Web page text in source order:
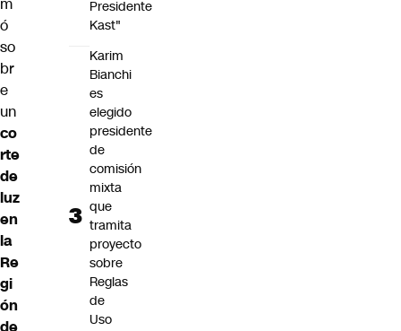
ó
so
br
e
un
co
rte
de
luz
en
la
Re
gi
ón
de
Presidente
Kast"
Karim
Bianchi
es
elegido
presidente
de
comisión
mixta
que
tramita
proyecto
sobre
Reglas
de
Uso